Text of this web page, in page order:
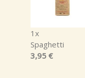
1x
Spaghetti
3,95 €